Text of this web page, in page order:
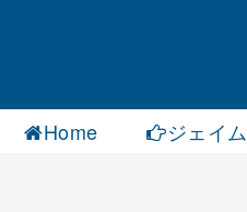
Home ジェイ